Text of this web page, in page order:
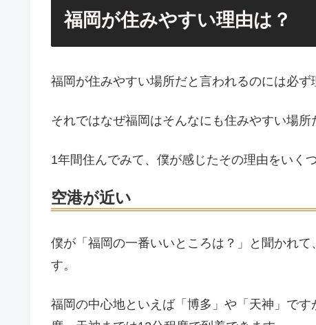
福岡が住みやすい理由は？
福岡が住みやすい場所だと言われるのには必ず
それではなぜ福岡はそんなにも住みやすい場所
1年間住んでみて、僕が感じたその理由をいく
空港が近い
僕が「福岡の一番いいところは？」と聞かれ
す。
福岡の中心地といえば「博多」や「天神」で